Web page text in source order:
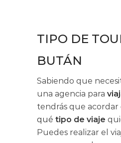
TIPO DE
BUTÁN
Sabiendo que
una agencia para
tendrás que acordar
qué tipo de viaje
Puedes realizar el